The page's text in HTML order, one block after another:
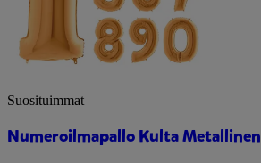
Suosituimmat
Numeroilmapallo Kulta Metallinen